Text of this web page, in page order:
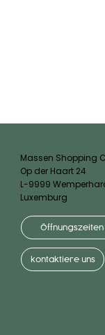
Massen Shopping
Op der Haart 24
L-9999
Luxemburg
Öffnungszeiten
kontaktiere uns